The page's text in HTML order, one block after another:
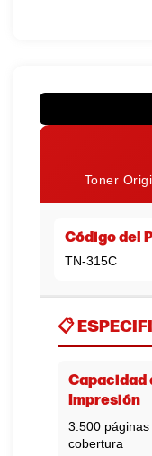
Toner
Código del
TN-315C
📋
Capacidad
Impresión
3.500
cobertura